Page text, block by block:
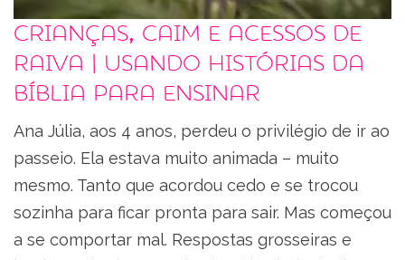
Crianças, Caim e acessos de
raiva | Usando histórias da
Bíblia para ensinar
Ana Júlia, aos 4 anos, perdeu o privilégio de ir ao
passeio. Ela estava muito animada – muito
mesmo. Tanto que acordou cedo e se trocou
sozinha para ficar pronta para sair. Mas começou
a se comportar mal. Respostas grosseiras e